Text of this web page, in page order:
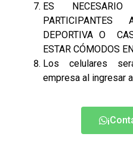
ES
DEPORTIVA O
ESTAR CÓMODOS
Los celulares
empresa al ingresar